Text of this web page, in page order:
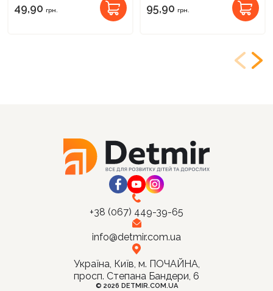
49,90 грн. 95,90 грн.
+38 (067) 449-39-65
info@detmir.com.ua
Україна, Київ, м. ПОЧАЙНА,
просп. Степана Бандери, 6
© 2026 DETMIR.COM.UA